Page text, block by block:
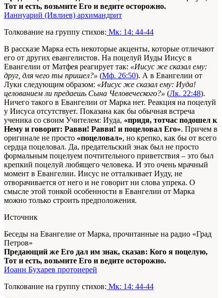
Тот и есть, возьмите Его и ведите осторожно.
Ианнуарий (Ивлиев) архимандрит
Толкование на группу стихов: Мк: 14: 44-44
В рассказе Марка есть некоторые акценты, которые отличают
его от других евангелистов. На поцелуй Иуды Иисус в
Евангелии от Матфея реагирует так: «Иисус же сказал ему:
друг, для чего ты пришел?» (Мф. 26:50). А в Евангелии от
Луки следующим образом: «Иисус же сказал ему: Иуда!
целованием ли предаешь Сына Человеческого?» (Лк. 22:48).
Ничего такого в Евангелии от Марка нет. Реакция на поцелуй
у Иисуса отсутствует. Показана как бы обычная встреча
ученика со своим Учителем: Иуда, «придя, тотчас подошел к
Нему и говорит: Равви! Равви! и поцеловал Его». Причем в
оригинале не просто «поцеловал», но крепко, как бы от всего
сердца поцеловал. Да, предательский знак был не просто
формальным поцелуем почтительного приветствия – это был
крепкий поцелуй любящего человека. И это очень мрачный
момент в Евангелии. Иисус не отталкивает Иуду, не
отворачивается от него и не говорит ни слова упрека. О
смысле этой тонкой особенности в Евангелии от Марка
можно только строить предположения.
Источник
Беседы на Евангелие от Марка, прочитанные на радио «Град
Петров»
Предающий же Его дал им знак, сказав: Кого я поцелую,
Тот и есть, возьмите Его и ведите осторожно.
Иоанн Бухарев протоиерей
Толкование на группу стихов: Мк: 14: 44-44